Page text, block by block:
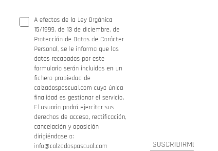
A efectos de la Ley Orgánica
15/1999, de 13 de diciembre, de
Protección de Datos de Carácter
Personal, se le informa que los
datos recabados por este
formulario serán incluidos en un
fichero propiedad de
calzadospascual.com cuya única
finalidad es gestionar el servicio.
El usuario podrá ejercitar sus
derechos de acceso, rectificación,
cancelación y oposición
dirigiéndose a:
info@calzadospascual.com